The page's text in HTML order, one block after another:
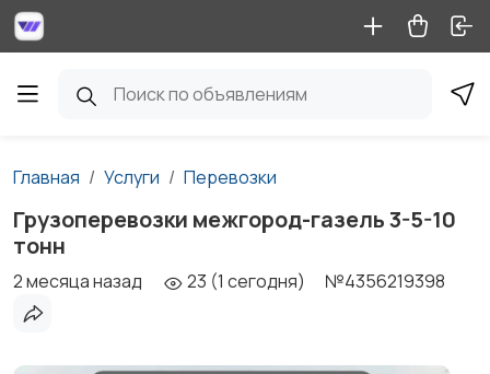
Главная Услуги Перевозки
Грузоперевозки межгород-газель 3-5-10
тонн
2 месяца назад 23 (1 сегодня) №4356219398